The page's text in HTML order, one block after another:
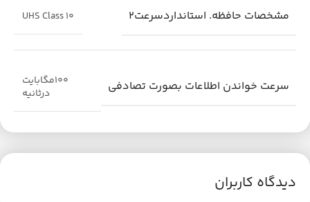
مشخصات حافظه. استانداردسرعت2 UHS Class 10
سرعت خواندن اطلاعات بصورت تصادفی
100مگابایت
درثانیه
دیدگاه کاربران